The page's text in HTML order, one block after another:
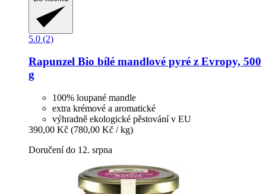
5.0 (2)
Rapunzel Bio bílé mandlové pyré z Evropy, 500
g
100% loupané mandle
extra krémové a aromatické
výhradně ekologické pěstování v EU
390,00 Kč (780,00 Kč / kg)
Doručení do 12. srpna